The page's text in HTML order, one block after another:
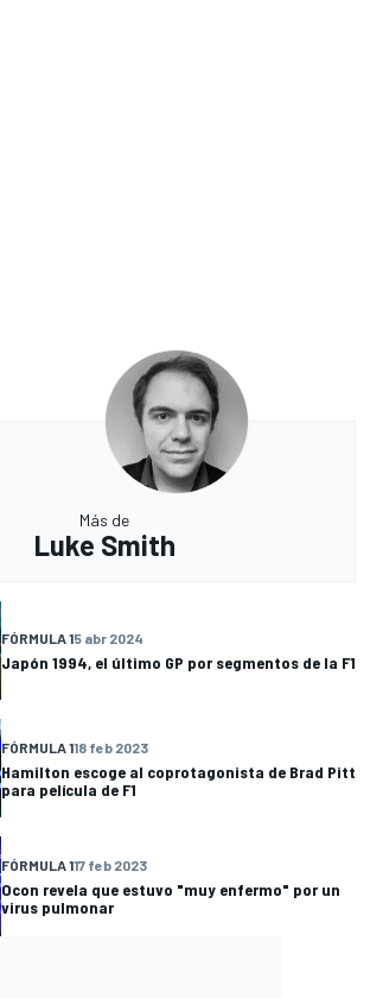
Más de
Luke Smith
FÓRMULA 15 abr 2024
Japón 1994, el último GP por segmentos de la F1
FÓRMULA 118 feb 2023
Hamilton escoge al coprotagonista de Brad Pitt
para película de F1
FÓRMULA 117 feb 2023
Ocon revela que estuvo "muy enfermo" por un
virus pulmonar